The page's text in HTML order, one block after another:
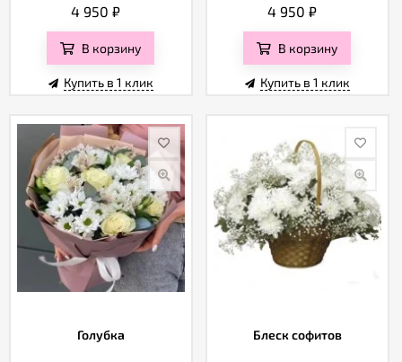
4 950 ₽
В корзину
Купить в 1 клик
4 950 ₽
В корзину
Купить в 1 клик
Голубка Блеск софитов